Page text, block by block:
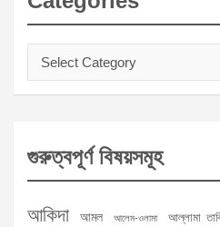
Categories
গুরুত্বপূর্ণ বিষয়সমূহ
আকিদা আমল আলেম-ওলামা আল্লামা